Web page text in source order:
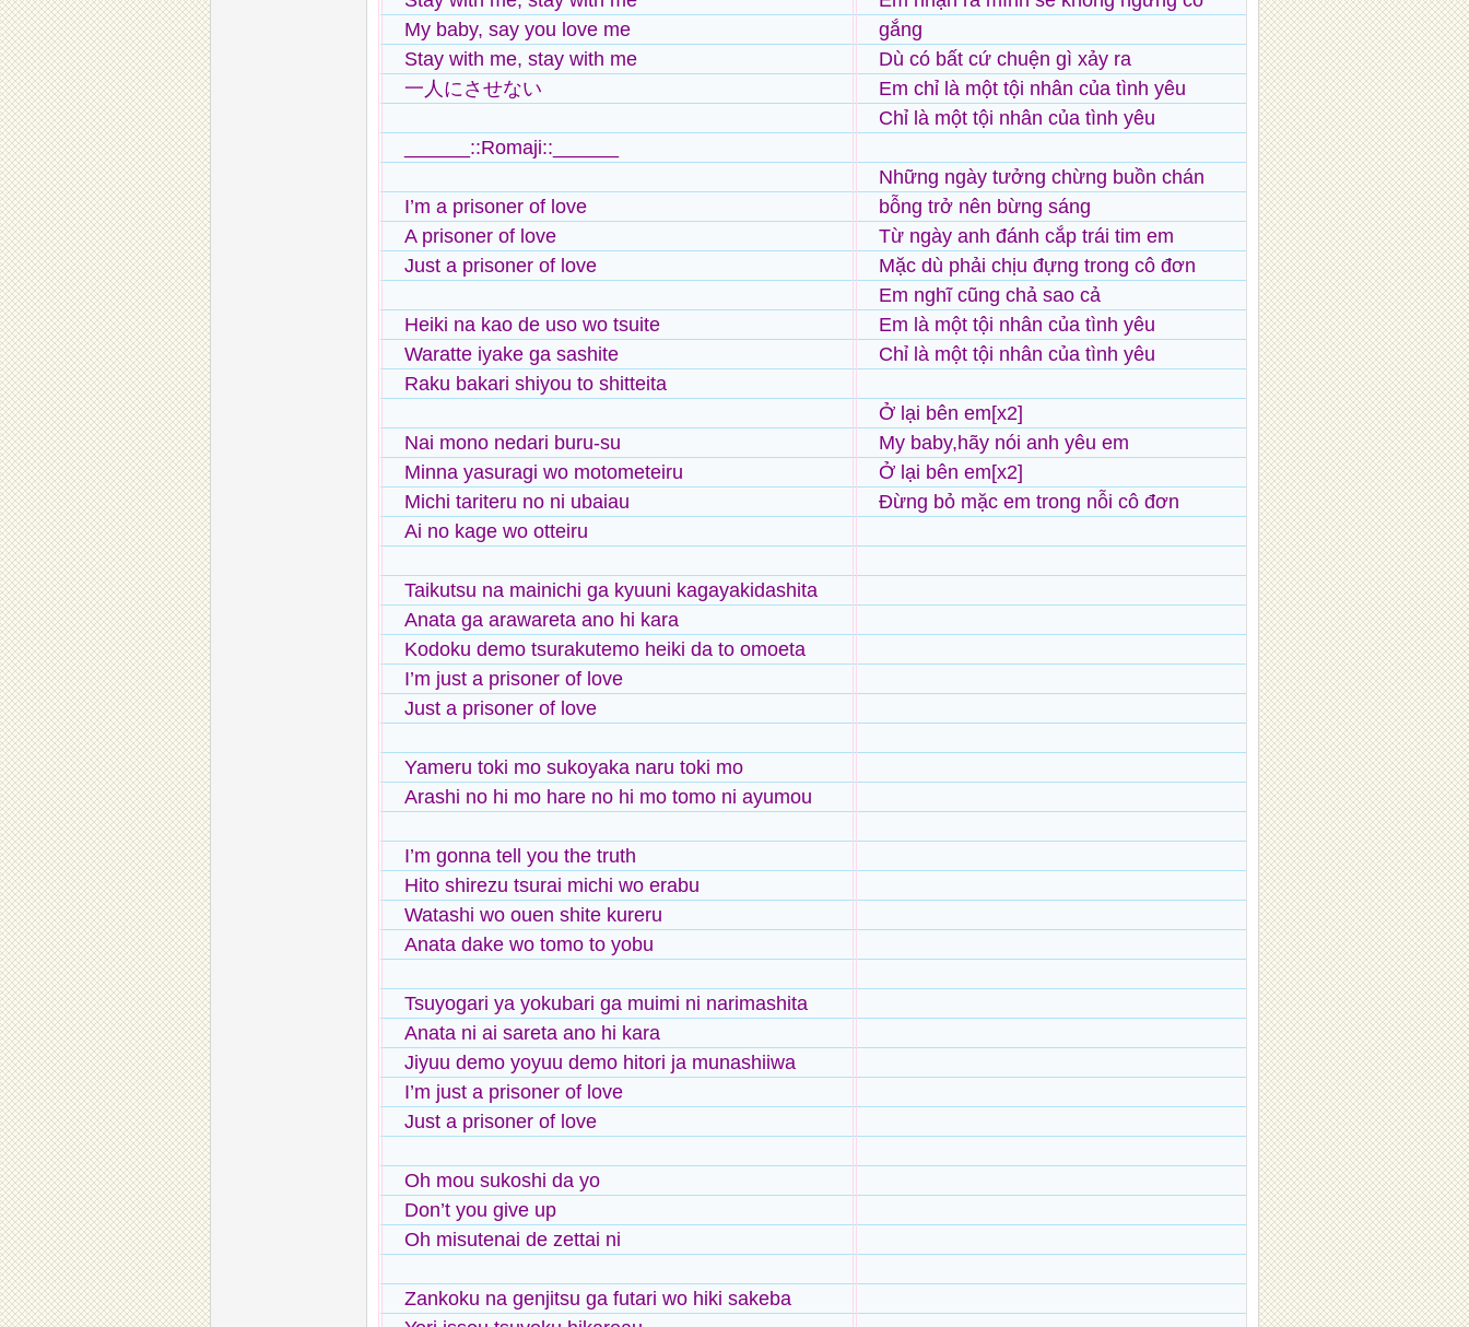
My baby, say you love me
Stay with me, stay with me
一人にさせない
______::Romaji::______
I’m a prisoner of love
A prisoner of love
Just a prisoner of love
Heiki na kao de uso wo tsuite
Waratte iyake ga sashite
Raku bakari shiyou to shitteita
Nai mono nedari buru-su
Minna yasuragi wo motometeiru
Michi tariteru no ni ubaiau
Ai no kage wo otteiru
Taikutsu na mainichi ga kyuuni kagayakidashita
Anata ga arawareta ano hi kara
Kodoku demo tsurakutemo heiki da to omoeta
I’m just a prisoner of love
Just a prisoner of love
Yameru toki mo sukoyaka naru toki mo
Arashi no hi mo hare no hi mo tomo ni ayumou
I’m gonna tell you the truth
Hito shirezu tsurai michi wo erabu
Watashi wo ouen shite kureru
Anata dake wo tomo to yobu
Tsuyogari ya yokubari ga muimi ni narimashita
Anata ni ai sareta ano hi kara
Jiyuu demo yoyuu demo hitori ja munashiiwa
I’m just a prisoner of love
Just a prisoner of love
Oh mou sukoshi da yo
Don’t you give up
Oh misutenai de zettai ni
Zankoku na genjitsu ga futari wo hiki sakeba
gắng
Dù có bất cứ chuện gì xảy ra
Em chỉ là một tội nhân của tình yêu
Chỉ là một tội nhân của tình yêu
Những ngày tưởng chừng buồn chán
bỗng trở nên bừng sáng
Từ ngày anh đánh cắp trái tim em
Mặc dù phải chịu đựng trong cô đơn
Em nghĩ cũng chả sao cả
Em là một tội nhân của tình yêu
Chỉ là một tội nhân của tình yêu
Ở lại bên em[x2]
My baby,hãy nói anh yêu em
Ở lại bên em[x2]
Đừng bỏ mặc em trong nỗi cô đơn